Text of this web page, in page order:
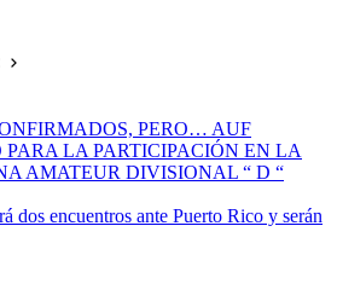
PERO… AUF
LA PARTICIPACIÓN EN LA
AMATEUR DIVISIONAL “ D “
dos encuentros ante Puerto Rico y serán